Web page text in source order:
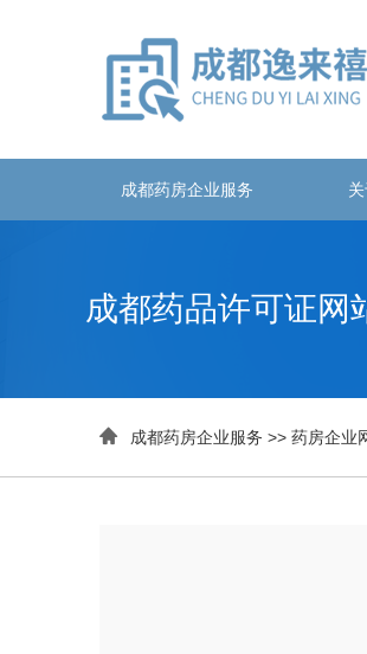
成都药房企业服务
成都药品许可证网
 成都药房企业服务 >> 药房企业